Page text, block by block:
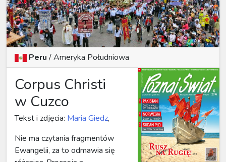
Peru/Ameryka Południowa
Corpus Christi
w Cuzco
Tekst i zdjęcia: Maria Giedz,
Nie ma czytania fragmentów
Ewangelii, za to odmawia się